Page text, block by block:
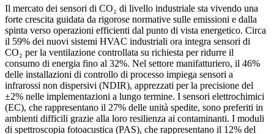
Il mercato dei sensori di CO₂ di livello industriale sta vivendo una
forte crescita guidata da rigorose normative sulle emissioni e dalla
spinta verso operazioni efficienti dal punto di vista energetico. Circa
il 59% dei nuovi sistemi HVAC industriali ora integra sensori di
CO₂ per la ventilazione controllata su richiesta per ridurre il
consumo di energia fino al 32%. Nel settore manifatturiero, il 46%
delle installazioni di controllo di processo impiega sensori a
infrarossi non dispersivi (NDIR), apprezzati per la precisione del
±2% nelle implementazioni a lungo termine. I sensori elettrochimici
(EC), che rappresentano il 27% delle unità spedite, sono preferiti in
ambienti difficili grazie alla loro resilienza ai contaminanti. I moduli
di spettroscopia fotoacustica (PAS), che rappresentano il 12% del